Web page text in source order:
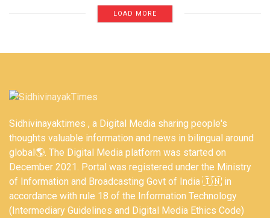
LOAD MORE
Sidhivinayaktimes , a Digital Media sharing people's
thoughts valuable information and news in bilingual around
global🌎. The Digital Media platform was started on
December 2021. Portal was registered under the Ministry
of Information and Broadcasting Govt of India 🇮🇳 in
accordance with rule 18 of the Information Technology
(Intermediary Guidelines and Digital Media Ethics Code)